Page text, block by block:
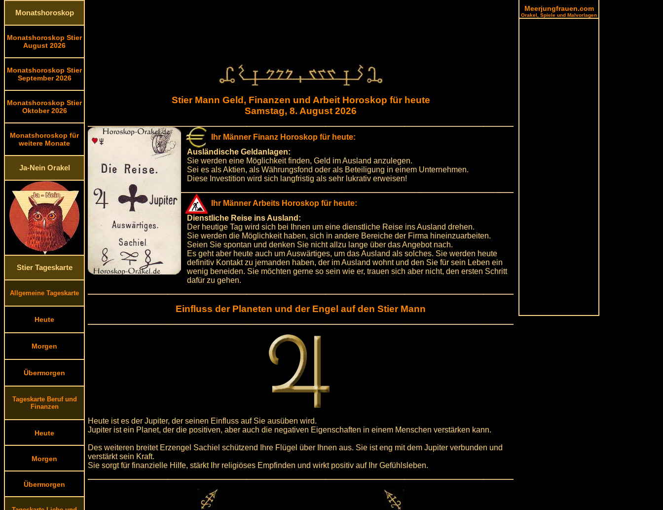
Monatshoroskop
Monatshoroskop Stier
August 2026
Monatshoroskop Stier
September 2026
Monatshoroskop Stier
Oktober 2026
Monatshoroskop für
weitere Monate
Ja-Nein Orakel
Stier Tageskarte
Allgemeine Tageskarte
Heute
Morgen
Übermorgen
Tageskarte Beruf und
Finanzen
Heute
Morgen
Übermorgen
Stier Mann Geld, Finanzen und Arbeit Horoskop für heute
Samstag, 8. August 2026
Ihr Männer Finanz Horoskop für heute:
Ausländische Geldanlagen:
Sie werden eine Möglichkeit finden, Geld im Ausland anzulegen.
Sei es als Aktien, als Währungsfond oder als Beteiligung in einem Unternehmen.
Diese Investition wird sich langfristig als sehr lukrativ erweisen!
Ihr Männer Arbeits Horoskop für heute:
Dienstliche Reise ins Ausland:
Der heutige Tag wird sich bei Ihnen um eine dienstliche Reise ins Ausland drehen.
Sie werden die Möglichkeit haben, sich in andere Bereiche der Firma hineinzuarbeiten.
Seien Sie spontan und denken Sie nicht allzu lange über das Angebot nach.
Es geht aber heute auch um Auswärtiges, um das Ausland als solches. Sie werden heute
definitiv Kontakt zu jemanden haben, der im Ausland wohnt und den Sie für sein Leben ein
wenig beneiden. Sie möchten gerne so sein wie er, trauen sich aber nicht, den ersten Schritt
dafür zu gehen.
Einfluss der Planeten und der Engel auf den Stier Mann
Heute ist es der Jupiter, der seinen Einfluss auf Sie ausüben wird.
Jupiter ist ein Planet, der die positiven, aber auch die negativen Eigenschaften in einem Menschen verstärken kann.
Des weiteren breitet Erzengel Sachiel schützend Ihre Flügel über Ihnen aus. Sie ist eng mit dem Jupiter verbunden und
verstärkt sein Kraft.
Sie sorgt für finanzielle Hilfe, stärkt Ihr religiöses Empfinden und wirkt positiv auf Ihr Gefühlsleben.
Meerjungfrauen.com
Orakel, Spiele und Malvorlagen